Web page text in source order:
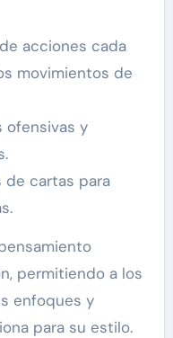
acciones cada
movimientos de
ofensivas y
de cartas para
permitiendo a los
enfoques y
para su estilo.